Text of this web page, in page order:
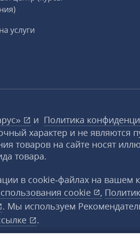
услуги
и Политика
характер и не являются
товаров на сайте носят
товара.
в cookie‑файлах на вашем
cookie ,
. Мы используем
.